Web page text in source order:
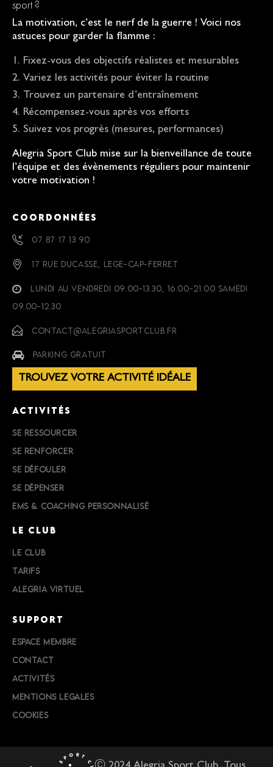
sport ?
La motivation, c’est le nerf de la guerre ! Voici nos
astuces pour garder la flamme :
Fixez-vous des objectifs réalistes et mesurables
Variez les activités pour éviter la routine
Trouvez un partenaire d’entraînement
Récompensez-vous après vos efforts
Suivez vos progrès (mesures, performances)
Alegria Sport Club mise sur la bienveillance de toute
l’équipe et des évènements réguliers pour maintenir
votre motivation !
COORDONNÉES
07 87 17 13 90
17 RUE DUCASSE, LEGE-CAP-FERRET
LUNDI AU VENDREDI 09.00-13.30, 16.00-21.00 SAMEDI
09.00-12.30
CONTACT@ALEGRIASPORTCLUB.FR
PARKING GRATUIT
TROUVEZ VOTRE ACTIVITÉ IDÉALE
ACTIVITÉS
SE RESSOURCER
SE RENFORCER
SE DÉFOULER
SE DÉPENSER
EMS & COACHING PERSONNALISÉ
LE CLUB
LE CLUB
TARIFS
ALEGRIA VIRTUEL
SUPPORT
ESPACE MEMBRE
CONTACT
ACTIVITÉS
MENTIONS LEGALES
COOKIES